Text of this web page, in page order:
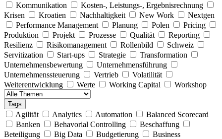
Kommunikation
Kosten-, Leistungs-, Ergebnisrechnung
Krisen
Kroatien Nachhaltigkeit New Work
Nextgen
Performance Management
Planung Polen
Pricing
Produktion
Projekt Prozesse Qualität
Reporting
Resilienz
Risikomanagement Rollenbild
Schweiz
Servitization
Start-ups Strategie
Transformation
Unternehmensbewertung
Unternehmensführung
Unternehmenssteuerung
Vertrieb
Volatilität
Weiterentwicklung
Werte Working Capital Workshop
Tags
Agilität Analytics Automation
Balanced Scorecard
Banken
Behavorial Controlling
Beschaffung
Beteiligung
Big Data Budgetierung
Business